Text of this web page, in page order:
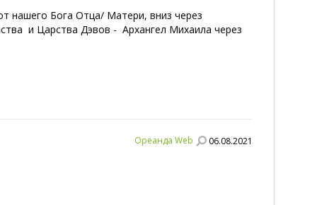
нашего Бога Отца/ Матери, вниз через
и Царства Дэвов - Архангел Михаила через
Ореанда Web 06.08.2021